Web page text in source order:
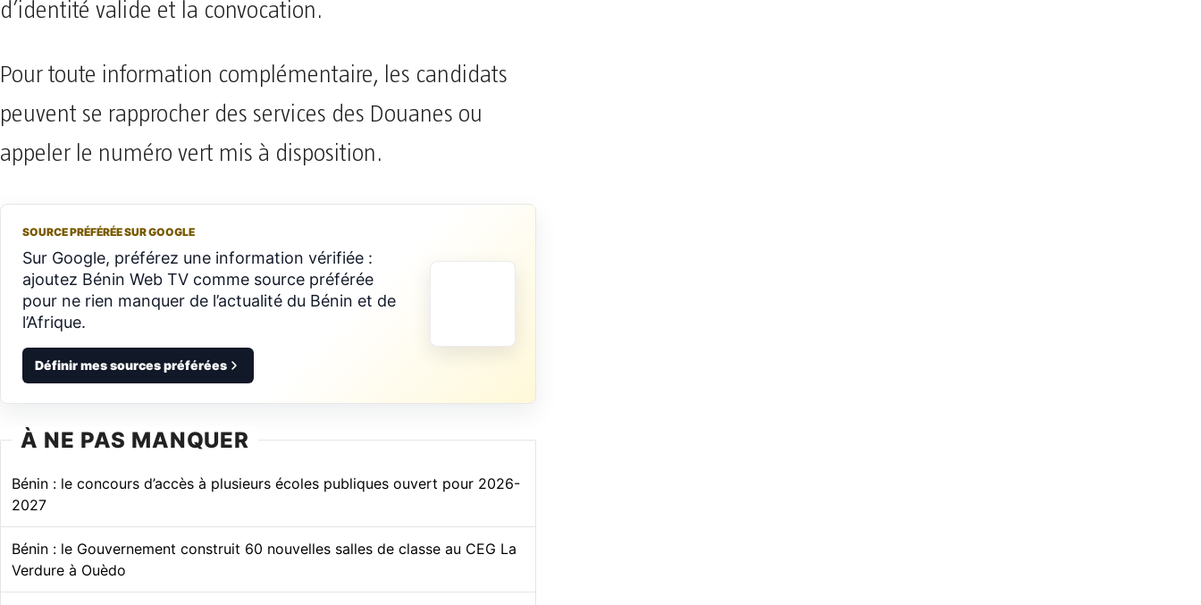
d’identité valide et la convocation.
Pour toute information complémentaire, les candidats
peuvent se rapprocher des services des Douanes ou
appeler le numéro vert mis à disposition.
SOURCE PRÉFÉRÉE SUR GOOGLE
Sur Google, préférez une information vérifiée :
ajoutez Bénin Web TV comme source préférée
pour ne rien manquer de l’actualité du Bénin et de
l’Afrique.
Définir mes sources préférées
À NE PAS MANQUER
Bénin : le concours d’accès à plusieurs écoles publiques ouvert pour 2026-
2027
Bénin : le Gouvernement construit 60 nouvelles salles de classe au CEG La
Verdure à Ouèdo